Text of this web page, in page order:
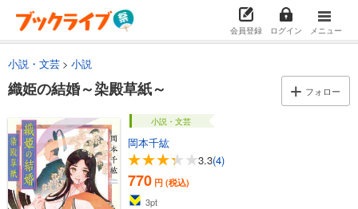
会員登録 ログイン メニュー
小説・文芸 小説
織姫の結婚～染殿草紙～ フォロー
小説・文芸
岡本千紘
3.3(4)
770 円 (税込)
3pt